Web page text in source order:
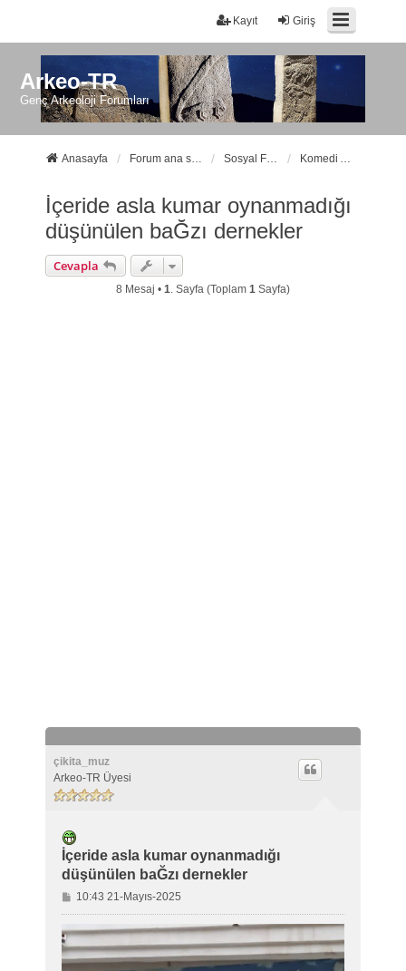
Giriş
Kayıt
Arkeo-TR
Genç Arkeoloji Forumları
Anasayfa Forum ana sayfa Sosyal Forumlarımız Komedi Atölyesi
İçeride asla kumar oynanmadığı
düşünülen baĞzı dernekler
Cevapla
8 Mesaj • 1. Sayfa (Toplam 1Sayfa)
çikita_muz
Arkeo-TR Üyesi
İçeride asla kumar oynanmadığı
düşünülen baĞzı dernekler
M
e
s
a
j
10:43 21-Mayıs-2025